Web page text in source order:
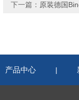
下一篇： 原装德国
产品中心 |